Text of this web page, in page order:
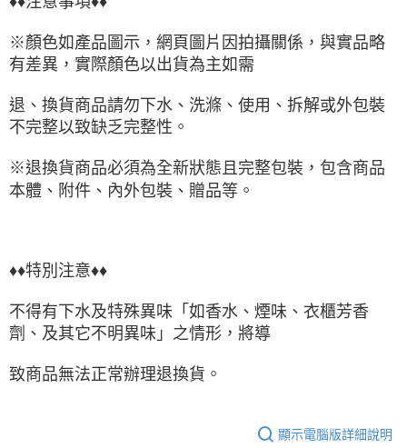
※顏色如產品圖示，網頁圖片因拍攝關係，與實品略
有差異，實際顏色以出貨為主如需
退、換貨商品請勿下水、洗滌、使用、拆解或外包裝
不完整以致缺乏完整性。
※退換貨商品必須為全新狀態且完整包裝，包含商品
本體、附件、內外包裝、贈品等。
♦♦特別注意♦♦
不得有下水及特殊異味「如香水、煙味、衣櫃芳香
劑、及其它不明異味」之情形，將導
致商品無法正常辦理退換貨。
顯示電腦版詳細說明